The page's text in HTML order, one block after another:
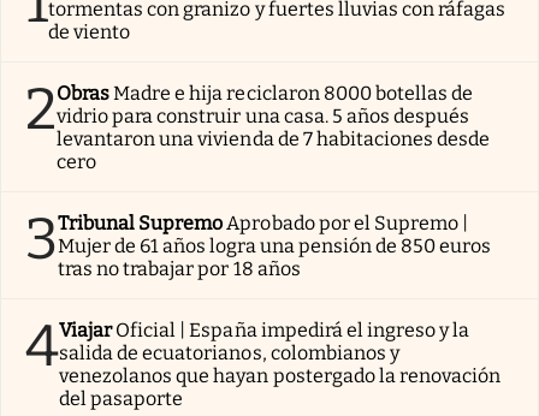
tormentas con granizo y fuertes lluvias con ráfagas
de viento
2ObrasMadre e hija reciclaron 8000 botellas de
vidrio para construir una casa. 5 años después
levantaron una vivienda de 7 habitaciones desde
cero
3Tribunal Supremo Aprobado por el Supremo |
Mujer de 61 años logra una pensión de 850 euros
tras no trabajar por 18 años
4Viajar Oficial | España impedirá el ingreso y la
salida de ecuatorianos, colombianos y
venezolanos que hayan postergado la renovación
del pasaporte